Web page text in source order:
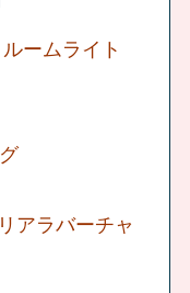
ームライト
アラバーチャ